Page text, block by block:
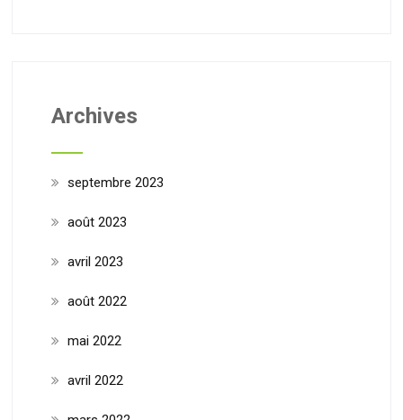
Archives
septembre 2023
août 2023
avril 2023
août 2022
mai 2022
avril 2022